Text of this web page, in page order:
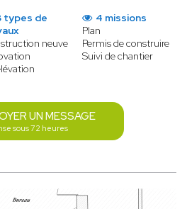
types de
neuve
4 missions
Plan
Permis de construire
Suivi de chantier
UN MESSAGE
sous 72 heures